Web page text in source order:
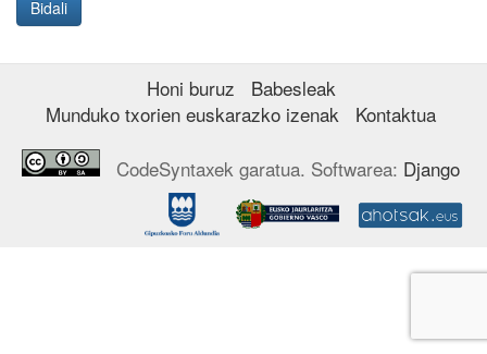
Honi buruz
Babesleak
Munduko txorien euskarazko izenak
Kontaktua
CodeSyntaxek garatua. Softwarea: Django